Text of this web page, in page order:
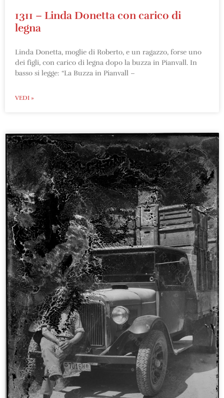
1311 – Linda Donetta con carico di
legna
Linda Donetta, moglie di Roberto, e un ragazzo, forse uno
dei figli, con carico di legna dopo la buzza in Pianvall. In
basso si legge: “La Buzza in Pianvall –
VEDI »